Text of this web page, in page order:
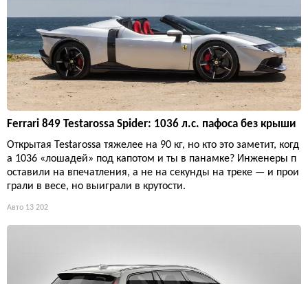
Ferrari 849 Testarossa Spider: 1036 л.с. пафоса без крыши
Открытая Testarossa тяжелее на 90 кг, но кто это заметит, когд
а 1036 «лошадей» под капотом и ты в панамке? Инженеры п
оставили на впечатления, а не на секунды на треке — и прои
грали в весе, но выиграли в крутости.
Авто 13 202